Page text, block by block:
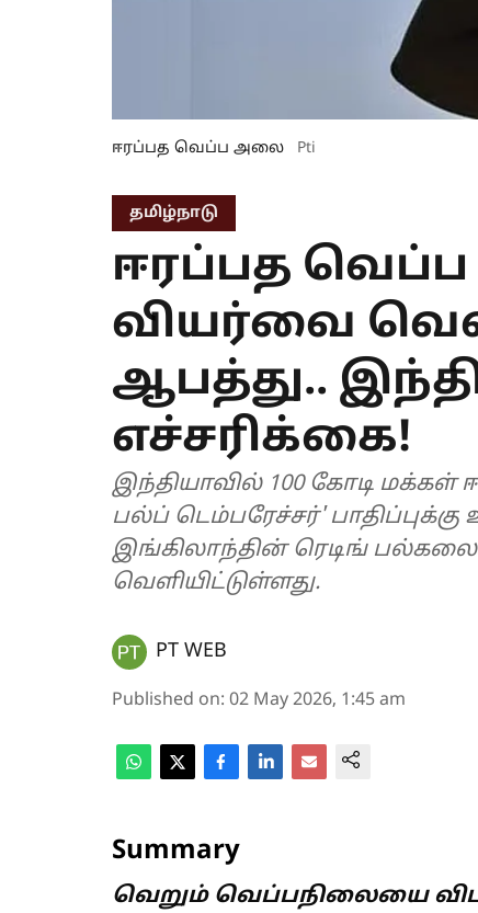
ஈரப்பத வெப்ப அலை Pti
தமிழ்நாடு
ஈரப்பத வெப்ப
வியர்வை
ஆபத்து..
எச்சரிக்கை!
இந்தியாவில் 100 கோடி
பல்ப் டெம்பரேச்சர்'
இங்கிலாந்தின் ரெடிங்
வெளியிட்டுள்ளது.
PT WEB
Published on: 02 May 2026, 1:45 am
Summary
வெறும் வெப்பநிலையை